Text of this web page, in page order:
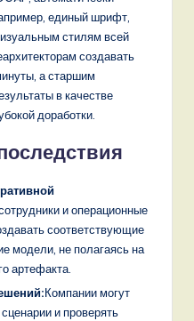
единый шрифт,
стилям всей
создавать
а старшим
в качестве
доработки.
и операционные
соответствующие
модели, не полагаясь на
артефакта.
Компании могут
и проверять